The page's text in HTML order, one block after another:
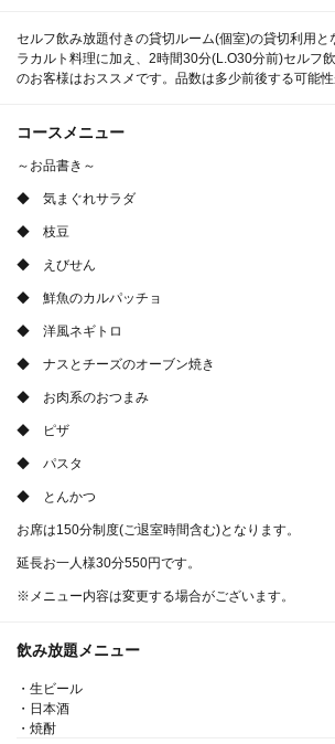
セルフ飲み放題付きの貸切ルーム(個室)の貸切利用と
ラカルト料理に加え、2時間30分(L.O30分前)セルフ
のお客様はおススメです。品数は多少前後する可能性
コースメニュー
～お品書き～
◆ 気まぐれサラダ
◆ 枝豆
◆ えびせん
◆ 鮮魚のカルパッチョ
◆ 洋風ネギトロ
◆ ナスとチーズのオーブン焼き
◆ お肉系のおつまみ
◆ ピザ
◆ パスタ
◆ とんかつ
お席は150分制度(ご退室時間含む)となります。
延長お一人様30分550円です。
※メニュー内容は変更する場合がございます。
飲み放題メニュー
・生ビール
・日本酒
・焼酎
【貸切ルーム専用】6000円コース<全10品
OK！150分(L.O30分前)セルフ飲み放題付
https://kureha.owst.jp/courses/219151586